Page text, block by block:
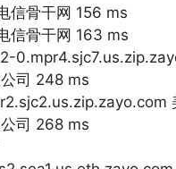
信骨干网 156 ms
信骨干网 163 ms
司 248 ms
司 268 ms